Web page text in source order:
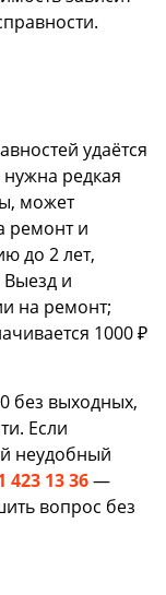
удаётся
редкая
может
ремонт и
до 2 лет,
и
на ремонт;
1000 ₽
без выходных,
Если
неудобный
423 13 36—
вопрос без